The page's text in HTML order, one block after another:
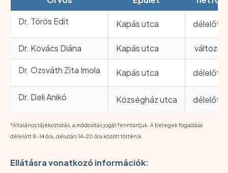
Dr. Törös Edit
Kapás utca délelőtt
Dr. Kovács Diána Kapás utca változó
Dr. Ozsváth Zita Imola Kapás utca délelőtt
Dr. Deli Anikó Községház utca délelőtt
*Általános tájékoztatás, a módosítás jogát fenntartjuk. A betegek fogadása
délelőtt 8-14 óra, délután 14-20 óra között történik.
Ellátásra vonatkozó információk: